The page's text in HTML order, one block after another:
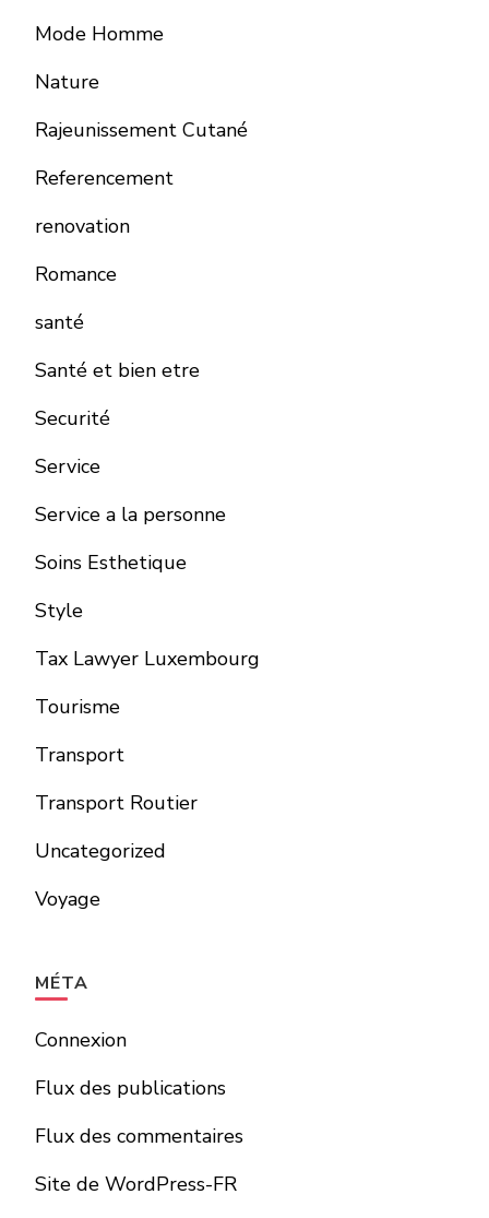
Mode Homme
Nature
Rajeunissement Cutané
Referencement
renovation
Romance
santé
Santé et bien etre
Securité
Service
Service a la personne
Soins Esthetique
Style
Tax Lawyer Luxembourg
Tourisme
Transport
Transport Routier
Uncategorized
Voyage
MÉTA
Connexion
Flux des publications
Flux des commentaires
Site de WordPress-FR